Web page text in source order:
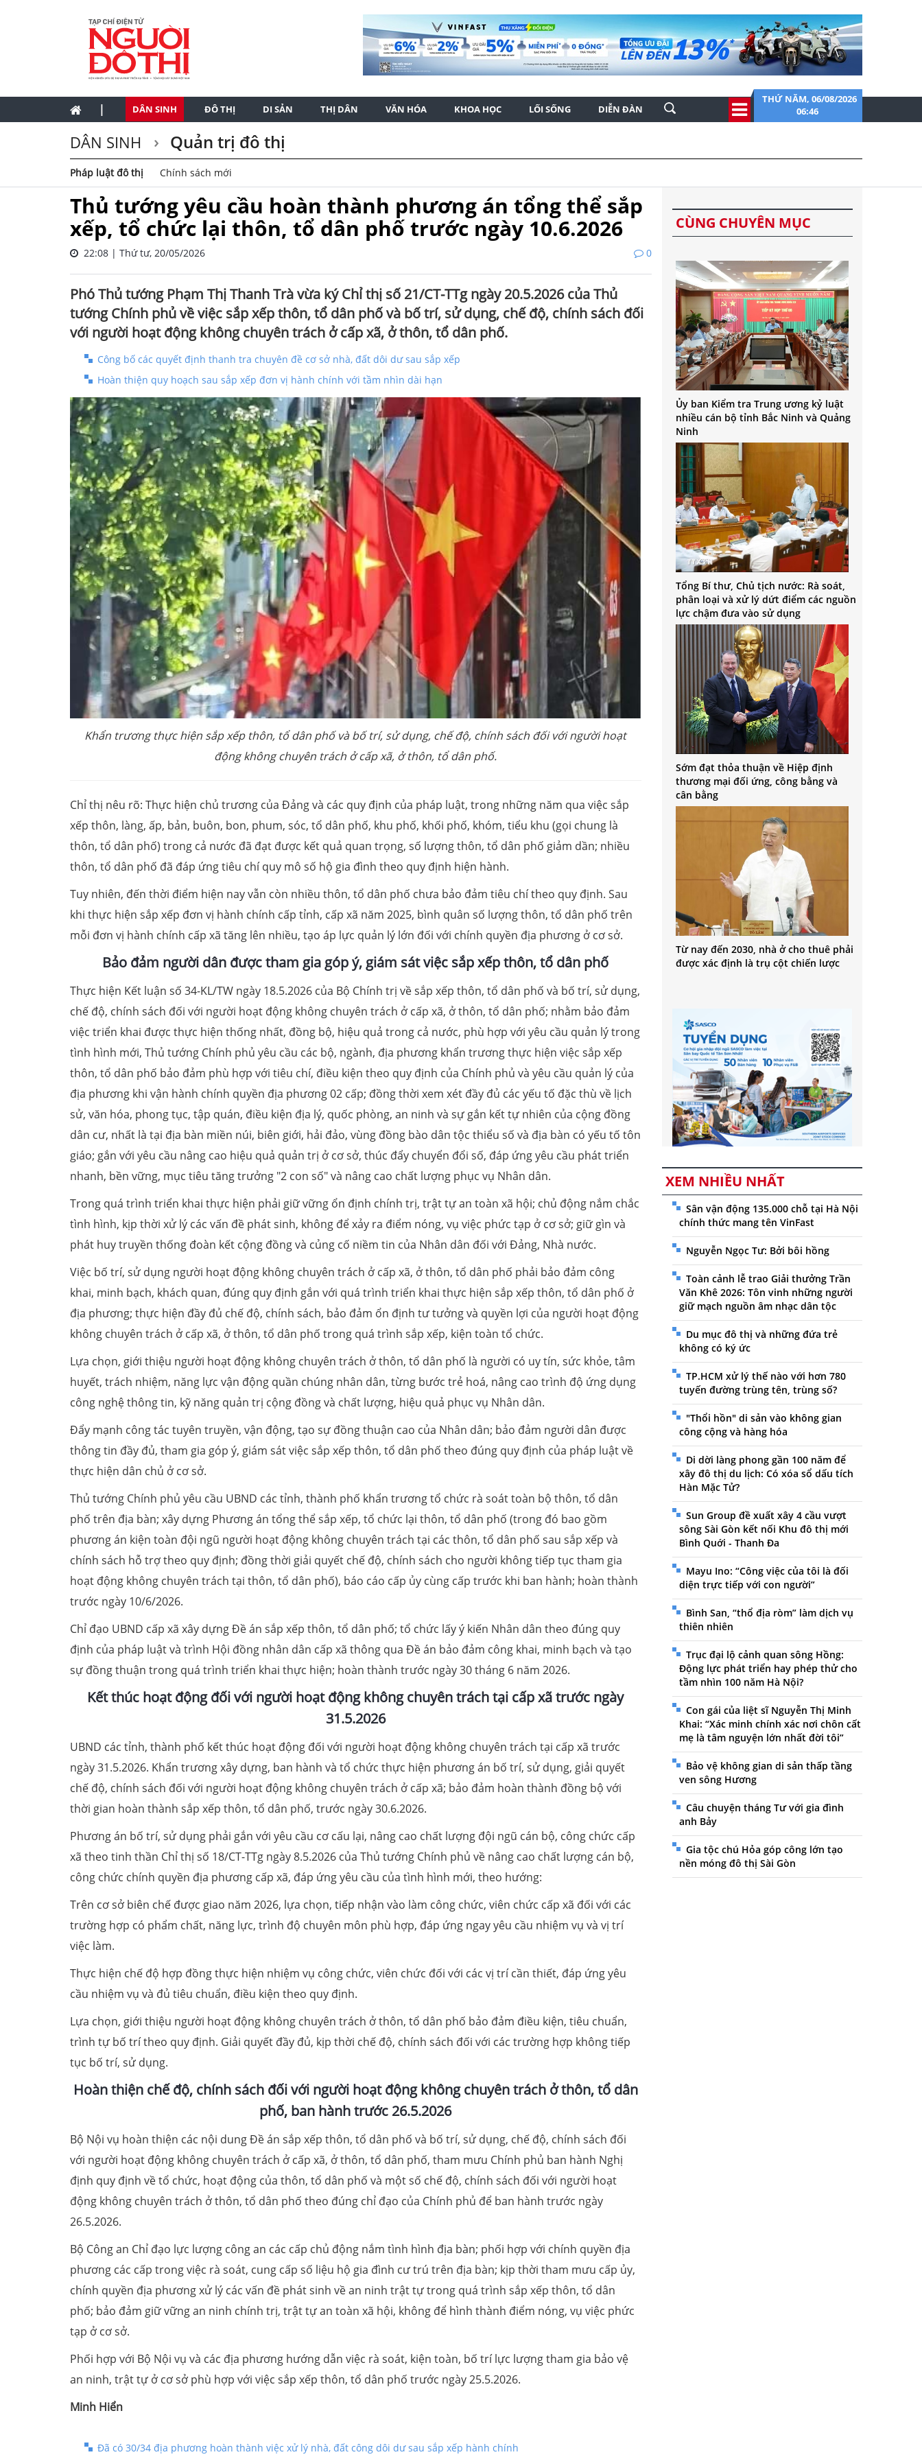
| DÂN SINH ĐÔ THỊ DI SẢN THỊ DÂN VĂN HÓA KHOA HỌC LỐI SỐNG DIỄN ĐÀN
THỨ NĂM, 06/08/2026
06:46
DÂN SINH Quản trị đô thị
Pháp luật đô thị Chính sách mới
Thủ tướng yêu cầu hoàn thành phương án tổng thể sắp
xếp, tổ chức lại thôn, tổ dân phố trước ngày 10.6.2026
22:08 | Thứ tư, 20/05/2026 0
Phó Thủ tướng Phạm Thị Thanh Trà vừa ký Chỉ thị số 21/CT-TTg ngày 20.5.2026 của Thủ
tướng Chính phủ về việc sắp xếp thôn, tổ dân phố và bố trí, sử dụng, chế độ, chính sách đối
với người hoạt động không chuyên trách ở cấp xã, ở thôn, tổ dân phố.
Công bố các quyết định thanh tra chuyên đề cơ sở nhà, đất dôi dư sau sắp xếp
Hoàn thiện quy hoạch sau sắp xếp đơn vị hành chính với tầm nhìn dài hạn
Khẩn trương thực hiện sắp xếp thôn, tổ dân phố và bố trí, sử dụng, chế độ, chính sách đối với người hoạt
động không chuyên trách ở cấp xã, ở thôn, tổ dân phố.
Chỉ thị nêu rõ: Thực hiện chủ trương của Đảng và các quy định của pháp luật, trong những năm qua việc sắp
xếp thôn, làng, ấp, bản, buôn, bon, phum, sóc, tổ dân phố, khu phố, khối phố, khóm, tiểu khu (gọi chung là
thôn, tổ dân phố) trong cả nước đã đạt được kết quả quan trọng, số lượng thôn, tổ dân phố giảm dần; nhiều
thôn, tổ dân phố đã đáp ứng tiêu chí quy mô số hộ gia đình theo quy định hiện hành.
Tuy nhiên, đến thời điểm hiện nay vẫn còn nhiều thôn, tổ dân phố chưa bảo đảm tiêu chí theo quy định. Sau
khi thực hiện sắp xếp đơn vị hành chính cấp tỉnh, cấp xã năm 2025, bình quân số lượng thôn, tổ dân phố trên
mỗi đơn vị hành chính cấp xã tăng lên nhiều, tạo áp lực quản lý lớn đối với chính quyền địa phương ở cơ sở.
Bảo đảm người dân được tham gia góp ý, giám sát việc sắp xếp thôn, tổ dân phố
Thực hiện Kết luận số 34-KL/TW ngày 18.5.2026 của Bộ Chính trị về sắp xếp thôn, tổ dân phố và bố trí, sử dụng,
chế độ, chính sách đối với người hoạt động không chuyên trách ở cấp xã, ở thôn, tổ dân phố; nhằm bảo đảm
việc triển khai được thực hiện thống nhất, đồng bộ, hiệu quả trong cả nước, phù hợp với yêu cầu quản lý trong
tình hình mới, Thủ tướng Chính phủ yêu cầu các bộ, ngành, địa phương khẩn trương thực hiện việc sắp xếp
thôn, tổ dân phố bảo đảm phù hợp với tiêu chí, điều kiện theo quy định của Chính phủ và yêu cầu quản lý của
địa phương khi vận hành chính quyền địa phương 02 cấp; đồng thời xem xét đầy đủ các yếu tố đặc thù về lịch
sử, văn hóa, phong tục, tập quán, điều kiện địa lý, quốc phòng, an ninh và sự gắn kết tự nhiên của cộng đồng
dân cư, nhất là tại địa bàn miền núi, biên giới, hải đảo, vùng đồng bào dân tộc thiểu số và địa bàn có yếu tố tôn
giáo; gắn với yêu cầu nâng cao hiệu quả quản trị ở cơ sở, thúc đẩy chuyển đổi số, đáp ứng yêu cầu phát triển
nhanh, bền vững, mục tiêu tăng trưởng "2 con số" và nâng cao chất lượng phục vụ Nhân dân.
Trong quá trình triển khai thực hiện phải giữ vững ổn định chính trị, trật tự an toàn xã hội; chủ động nắm chắc
tình hình, kịp thời xử lý các vấn đề phát sinh, không để xảy ra điểm nóng, vụ việc phức tạp ở cơ sở; giữ gìn và
phát huy truyền thống đoàn kết cộng đồng và củng cố niềm tin của Nhân dân đối với Đảng, Nhà nước.
Việc bố trí, sử dụng người hoạt động không chuyên trách ở cấp xã, ở thôn, tổ dân phố phải bảo đảm công
khai, minh bạch, khách quan, đúng quy định gắn với quá trình triển khai thực hiện sắp xếp thôn, tổ dân phố ở
địa phương; thực hiện đầy đủ chế độ, chính sách, bảo đảm ổn định tư tưởng và quyền lợi của người hoạt động
không chuyên trách ở cấp xã, ở thôn, tổ dân phố trong quá trình sắp xếp, kiện toàn tổ chức.
Lựa chọn, giới thiệu người hoạt động không chuyên trách ở thôn, tổ dân phố là người có uy tín, sức khỏe, tâm
huyết, trách nhiệm, năng lực vận động quần chúng nhân dân, từng bước trẻ hoá, nâng cao trình độ ứng dụng
công nghệ thông tin, kỹ năng quản trị cộng đồng và chất lượng, hiệu quả phục vụ Nhân dân.
Đẩy mạnh công tác tuyên truyền, vận động, tạo sự đồng thuận cao của Nhân dân; bảo đảm người dân được
thông tin đầy đủ, tham gia góp ý, giám sát việc sắp xếp thôn, tổ dân phố theo đúng quy định của pháp luật về
thực hiện dân chủ ở cơ sở.
Thủ tướng Chính phủ yêu cầu UBND các tỉnh, thành phố khẩn trương tổ chức rà soát toàn bộ thôn, tổ dân
phố trên địa bàn; xây dựng Phương án tổng thể sắp xếp, tổ chức lại thôn, tổ dân phố (trong đó bao gồm
phương án kiện toàn đội ngũ người hoạt động không chuyên trách tại các thôn, tổ dân phố sau sắp xếp và
chính sách hỗ trợ theo quy định; đồng thời giải quyết chế độ, chính sách cho người không tiếp tục tham gia
hoạt động không chuyên trách tại thôn, tổ dân phố), báo cáo cấp ủy cùng cấp trước khi ban hành; hoàn thành
trước ngày 10/6/2026.
Chỉ đạo UBND cấp xã xây dựng Đề án sắp xếp thôn, tổ dân phố; tổ chức lấy ý kiến Nhân dân theo đúng quy
định của pháp luật và trình Hội đồng nhân dân cấp xã thông qua Đề án bảo đảm công khai, minh bạch và tạo
sự đồng thuận trong quá trình triển khai thực hiện; hoàn thành trước ngày 30 tháng 6 năm 2026.
Kết thúc hoạt động đối với người hoạt động không chuyên trách tại cấp xã trước ngày
31.5.2026
UBND các tỉnh, thành phố kết thúc hoạt động đối với người hoạt động không chuyên trách tại cấp xã trước
ngày 31.5.2026. Khẩn trương xây dựng, ban hành và tổ chức thực hiện phương án bố trí, sử dụng, giải quyết
chế độ, chính sách đối với người hoạt động không chuyên trách ở cấp xã; bảo đảm hoàn thành đồng bộ với
thời gian hoàn thành sắp xếp thôn, tổ dân phố, trước ngày 30.6.2026.
Phương án bố trí, sử dụng phải gắn với yêu cầu cơ cấu lại, nâng cao chất lượng đội ngũ cán bộ, công chức cấp
xã theo tinh thần Chỉ thị số 18/CT-TTg ngày 8.5.2026 của Thủ tướng Chính phủ về nâng cao chất lượng cán bộ,
công chức chính quyền địa phương cấp xã, đáp ứng yêu cầu của tình hình mới, theo hướng:
Trên cơ sở biên chế được giao năm 2026, lựa chọn, tiếp nhận vào làm công chức, viên chức cấp xã đối với các
trường hợp có phẩm chất, năng lực, trình độ chuyên môn phù hợp, đáp ứng ngay yêu cầu nhiệm vụ và vị trí
việc làm.
Thực hiện chế độ hợp đồng thực hiện nhiệm vụ công chức, viên chức đối với các vị trí cần thiết, đáp ứng yêu
cầu nhiệm vụ và đủ tiêu chuẩn, điều kiện theo quy định.
Lựa chọn, giới thiệu người hoạt động không chuyên trách ở thôn, tổ dân phố bảo đảm điều kiện, tiêu chuẩn,
trình tự bố trí theo quy định. Giải quyết đầy đủ, kịp thời chế độ, chính sách đối với các trường hợp không tiếp
tục bố trí, sử dụng.
Hoàn thiện chế độ, chính sách đối với người hoạt động không chuyên trách ở thôn, tổ dân
phố, ban hành trước 26.5.2026
Bộ Nội vụ hoàn thiện các nội dung Đề án sắp xếp thôn, tổ dân phố và bố trí, sử dụng, chế độ, chính sách đối
với người hoạt động không chuyên trách ở cấp xã, ở thôn, tổ dân phố, tham mưu Chính phủ ban hành Nghị
định quy định về tổ chức, hoạt động của thôn, tổ dân phố và một số chế độ, chính sách đối với người hoạt
động không chuyên trách ở thôn, tổ dân phố theo đúng chỉ đạo của Chính phủ để ban hành trước ngày
26.5.2026.
Bộ Công an Chỉ đạo lực lượng công an các cấp chủ động nắm tình hình địa bàn; phối hợp với chính quyền địa
phương các cấp trong việc rà soát, cung cấp số liệu hộ gia đình cư trú trên địa bàn; kịp thời tham mưu cấp ủy,
chính quyền địa phương xử lý các vấn đề phát sinh về an ninh trật tự trong quá trình sắp xếp thôn, tổ dân
phố; bảo đảm giữ vững an ninh chính trị, trật tự an toàn xã hội, không để hình thành điểm nóng, vụ việc phức
tạp ở cơ sở.
Phối hợp với Bộ Nội vụ và các địa phương hướng dẫn việc rà soát, kiện toàn, bố trí lực lượng tham gia bảo vệ
an ninh, trật tự ở cơ sở phù hợp với việc sắp xếp thôn, tổ dân phố trước ngày 25.5.2026.
Minh Hiển
Đã có 30/34 địa phương hoàn thành việc xử lý nhà, đất công dôi dư sau sắp xếp hành chính
CÙNG CHUYÊN MỤC
Ủy ban Kiểm tra Trung ương kỷ luật
nhiều cán bộ tỉnh Bắc Ninh và Quảng
Ninh
Tổng Bí thư, Chủ tịch nước: Rà soát,
phân loại và xử lý dứt điểm các nguồn
lực chậm đưa vào sử dụng
Sớm đạt thỏa thuận về Hiệp định
thương mại đối ứng, công bằng và
cân bằng
Từ nay đến 2030, nhà ở cho thuê phải
được xác định là trụ cột chiến lược
XEM NHIỀU NHẤT
Sân vận động 135.000 chỗ tại Hà Nội
chính thức mang tên VinFast
Nguyễn Ngọc Tư: Bởi bôi hồng
Toàn cảnh lễ trao Giải thưởng Trần
Văn Khê 2026: Tôn vinh những người
giữ mạch nguồn âm nhạc dân tộc
Du mục đô thị và những đứa trẻ
không có ký ức
TP.HCM xử lý thế nào với hơn 780
tuyến đường trùng tên, trùng số?
"Thổi hồn" di sản vào không gian
công cộng và hàng hóa
Di dời làng phong gần 100 năm để
xây đô thị du lịch: Có xóa sổ dấu tích
Hàn Mặc Tử?
Sun Group đề xuất xây 4 cầu vượt
sông Sài Gòn kết nối Khu đô thị mới
Bình Quới - Thanh Đa
Mayu Ino: “Công việc của tôi là đối
diện trực tiếp với con người”
Bình San, “thổ địa ròm” làm dịch vụ
thiên nhiên
Trục đại lộ cảnh quan sông Hồng:
Động lực phát triển hay phép thử cho
tầm nhìn 100 năm Hà Nội?
Con gái của liệt sĩ Nguyễn Thị Minh
Khai: “Xác minh chính xác nơi chôn cất
mẹ là tâm nguyện lớn nhất đời tôi”
Bảo vệ không gian di sản thấp tầng
ven sông Hương
Câu chuyện tháng Tư với gia đình
anh Bảy
Gia tộc chú Hỏa góp công lớn tạo
nền móng đô thị Sài Gòn